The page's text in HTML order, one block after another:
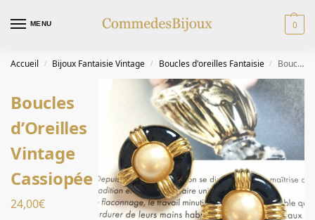
MENU 0
Accueil / Bijoux Fantaisie Vintage / Boucles d'oreilles Fantaisie / Boucles d’Oreilles Vintage Cassiopée
Boucles
d’Oreilles
Vintage
Cassiopée
24,00€